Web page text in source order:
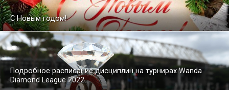
С Новым годом!
Подробное расписание дисциплин на турнирах Wanda
Diamond League 2022